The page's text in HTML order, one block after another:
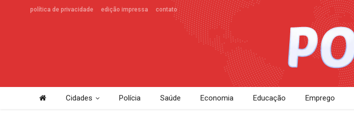
política de privacidade edição impressa contato
Cidades Polícia Saúde Economia Educação Emprego